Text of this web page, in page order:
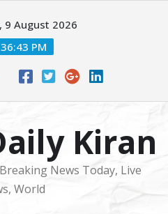
9 August 2026
PM
Kiran
News Today, Live
World